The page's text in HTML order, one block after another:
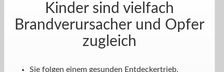
Kinder sind vielfach
Brandverursacher und Opfer
zugleich
Sie folgen einem gesunden Entdeckertrieb.